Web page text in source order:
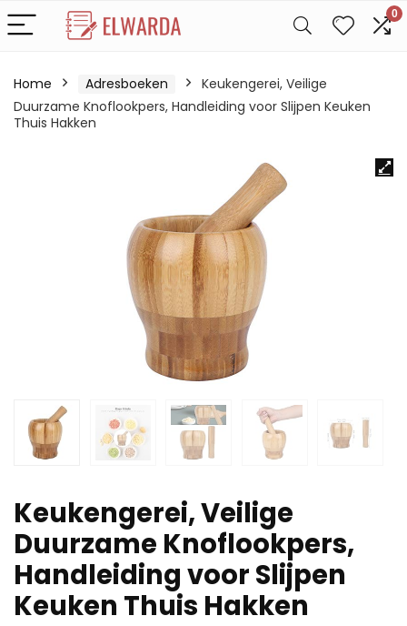
0
Home Adresboeken
Keukengerei, Veilige
Duurzame Knoflookpers, Handleiding voor Slijpen Keuken
Thuis Hakken
Keukengerei, Veilige
Duurzame Knoflookpers,
Handleiding voor Slijpen
Keuken Thuis Hakken